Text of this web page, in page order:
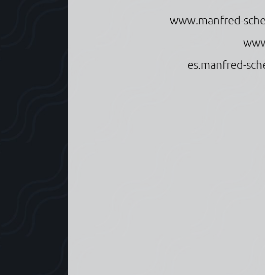
www.manfred-
es.manfred-